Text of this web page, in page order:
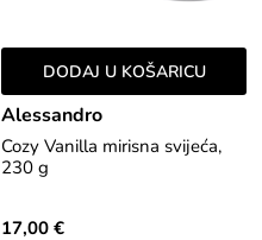
DODAJ U KOŠARICU
Alessandro
Cozy Vanilla mirisna svijeća,
230 g
17,00 €